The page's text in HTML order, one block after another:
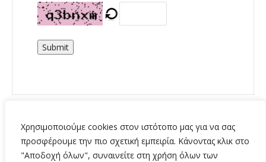
Χρησιμοποιούμε cookies στον ιστότοπο μας για να σας
προσφέρουμε την πιο σχετική εμπειρία. Κάνοντας κλικ στο
"Αποδοχή όλων", συναινείτε στη χρήση όλων των
Submit